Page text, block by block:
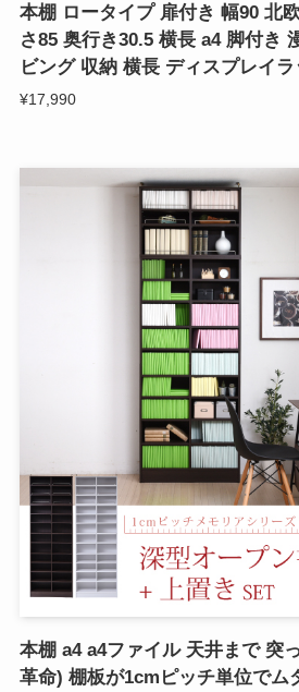
本棚 ロータイプ 扉付き 幅90 北
さ85 奥行き30.5 横長 a4 脚付き
ビング 収納 横長 ディスプレイ
¥17,990
本棚 a4 a4ファイル 天井まで 突
革命) 棚板が1cmピッチ単位でム